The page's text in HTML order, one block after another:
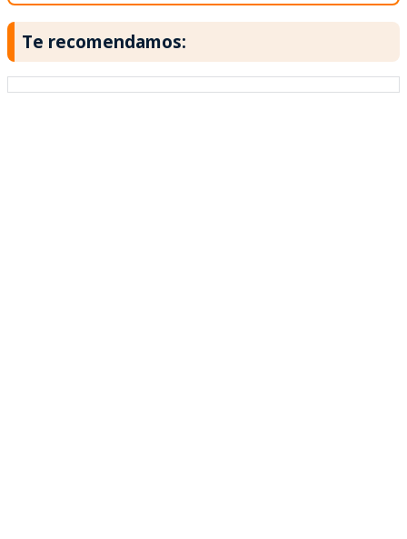
Te recomendamos: